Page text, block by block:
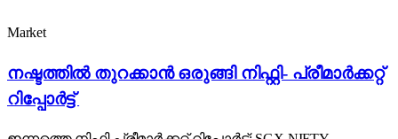
Market
നഷ്ടത്തിൽ തുറക്കാൻ ഒരുങ്ങി നിഫ്റ്റി- പ്രീമാർക്കറ്റ്
റിപ്പോർട്ട്